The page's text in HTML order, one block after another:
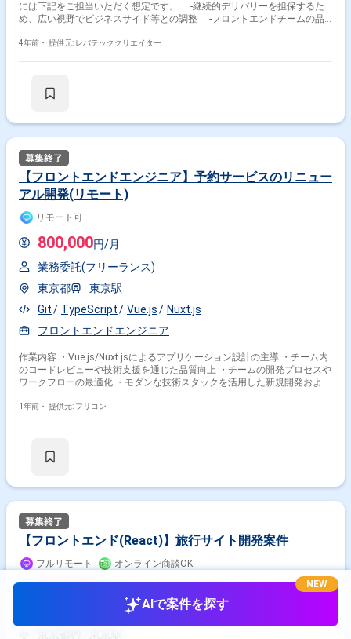
には下記をご担当いただく想定です。 -継続的デリバリーを担保するた
め、広い視野でビジネスサイド等との調整 -フロントエンドチームの品
アと連携しながらフロントエンド開発 -Figmaで作られたデザインをもと
4年前・ 提供元: レバテッククリエイター
【フロントエンドエンジニア】予約サービスのリニュー
アル開発(リモート)
リモート可
800,000円/月
業務委託(フリーランス)
東京都
東京駅
Git
TypeScript Vue.js
Nuxt.js
フロントエンドエンジニア
作業内容 ・Vue.js/Nuxt.jsによるアプリケーション設計の主導 ・チーム内
のコードレビューや技術支援を通じた品質向上 ・チームの開発プロセスや
ワークフローの最適化 ・モダンな技術スタックを活用した新規開発および
チーム（バックエンド、デザイン、プロダクト）との連携を通じた効率的
1年前・ 提供元: フリコン
【フロントエンド(React)】旅行サイト開発案件
フルリモート オンライン商談OK
850,000
業務委託(フリーランス)
AIで案件を探す
NEW